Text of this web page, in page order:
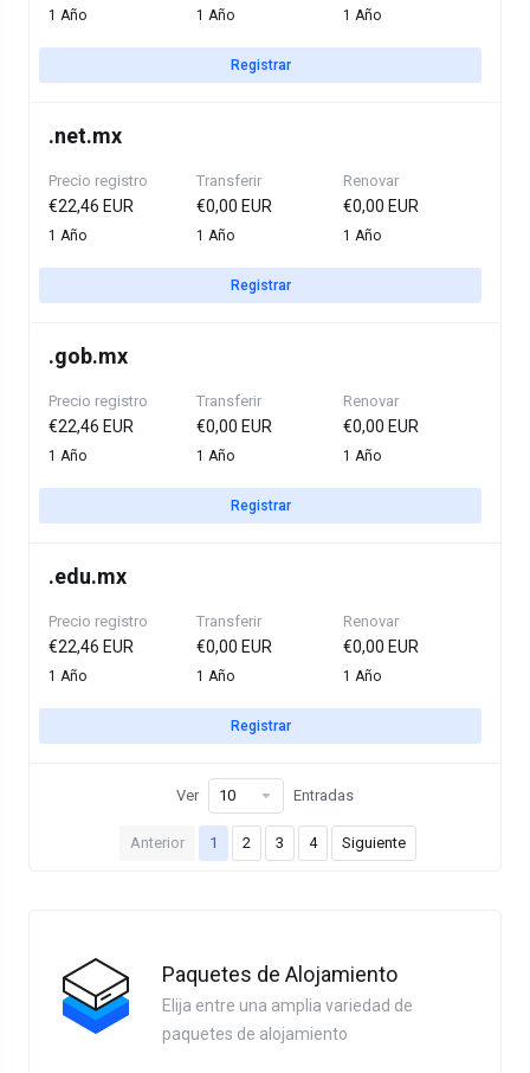
1 Año 1 Año 1 Año
Registrar
.net.mx
Precio registro
€22,46 EUR
1 Año
Transferir
€0,00 EUR
1 Año
Renovar
€0,00 EUR
1 Año
Registrar
.gob.mx
Precio registro
€22,46 EUR
1 Año
Transferir
€0,00 EUR
1 Año
Renovar
€0,00 EUR
1 Año
Registrar
.edu.mx
Precio registro
€22,46 EUR
1 Año
Transferir
€0,00 EUR
1 Año
Renovar
€0,00 EUR
1 Año
Registrar
Anterior 1 2 3 4 Siguiente
Ver Entradas
Paquetes de Alojamiento
Elija entre una amplia variedad de
paquetes de alojamiento